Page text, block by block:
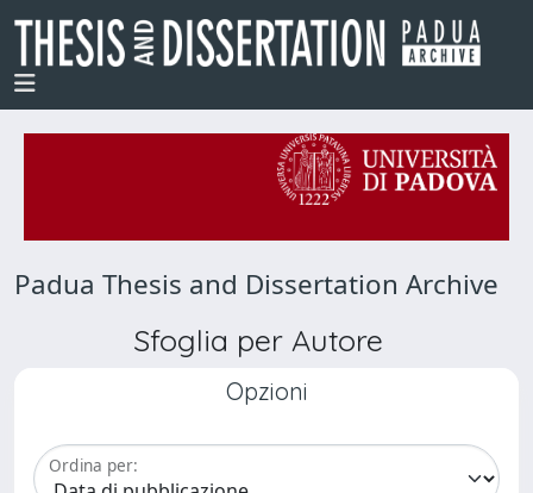
Padua Thesis and Dissertation Archive
Sfoglia per Autore
Opzioni
Ordina per: